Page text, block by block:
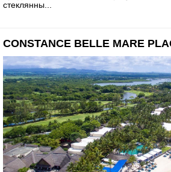
стеклянны...
CONSTANCE BELLE MARE